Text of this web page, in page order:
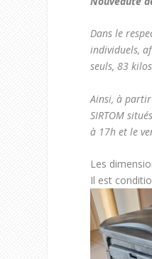
Dans le
individuels,
seuls, 83
Ainsi, à
SIRTOM
à 17h et le
Les
Il est